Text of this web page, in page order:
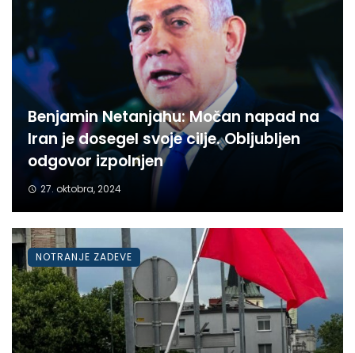
Benjamin Netanjahu: Močan napad na
Iran je dosegel svoje cilje. Obljubljen
odgovor izpolnjen
27. oktobra, 2024
NOTRANJE ZADEVE